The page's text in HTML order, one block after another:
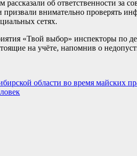
об ответственности за
призвали внимательно проверять
сетях.
«Твой выбор» инспекторы по
на учёте, напомнив о
области во время майских